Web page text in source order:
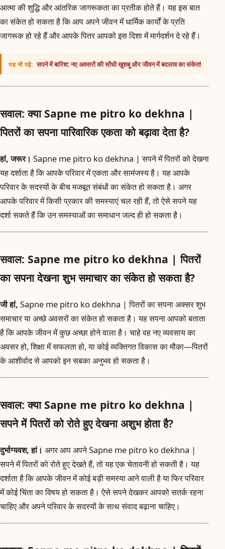
आत्मा की शुद्धि और आंतरिक जागरूकता का प्रतीक होते हैं। यह इस बात
का संकेत हो सकता है कि आप अपने जीवन में धार्मिक कार्यों के प्रति
जागरूक हो रहे हैं और आपके पितर आपको इस दिशा में मार्गदर्शन दे रहे हैं।
यह भी पढ़ें: सपने में बारिश: नए अवसरों की सोंधी खुशबू और जीवन में बदलाव का संकेत!
सवाल: क्या Sapne me pitro ko dekhna |
पितरों का सपना पारिवारिक एकता को बढ़ावा देता है?
हां, जरूर। Sapne me pitro ko dekhna | सपने में पितरों को देखना
यह दर्शाता है कि आपके परिवार में एकता और सामंजस्य है। यह आपके
परिवार के सदस्यों के बीच मजबूत संबंधों का संकेत हो सकता है। अगर
आपके परिवार में किसी प्रकार की समस्याएं चल रही हैं, तो ऐसे सपने यह
दर्शा सकते हैं कि उन समस्याओं का समाधान जल्द ही हो सकता है।
सवाल: Sapne me pitro ko dekhna | पितरों
का सपना देखना शुभ समाचार का संकेत हो सकता है?
जी हां, Sapne me pitro ko dekhna | पितरों का सपना अक्सर शुभ
समाचार या अच्छे अवसरों का संकेत हो सकता है। यह सपना आपको बताता
है कि आपके जीवन में कुछ अच्छा होने वाला है। चाहे वह नए व्यवसाय का
अवसर हो, शिक्षा में सफलता हो, या कोई व्यक्तिगत विकास का मौका—पितरों
के आशीर्वाद से आपको इन सबका अनुभव हो सकता है।
सवाल: क्या Sapne me pitro ko dekhna |
सपने में पितरों को रोते हुए देखना अशुभ होता है?
दुर्भाग्यवश, हां। अगर आप अपने Sapne me pitro ko dekhna |
सपने में पितरों को रोते हुए देखते हैं, तो यह एक चेतावनी हो सकती है। यह
दर्शाता है कि आपके जीवन में कोई बड़ी समस्या आने वाली है या फिर परिवार
में कोई चिंता का विषय हो सकता है। ऐसे सपने देखकर आपको सतर्क रहना
चाहिए और अपने परिवार के सदस्यों के साथ संवाद बढ़ाना चाहिए।